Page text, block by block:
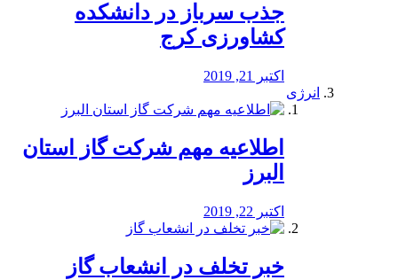
جذب سرباز در دانشکده
کشاورزی کرج
اکتبر 21, 2019
انرژی
️اطلاعیه مهم شرکت گاز استان
البرز
اکتبر 22, 2019
خبر تخلف در انشعاب گاز